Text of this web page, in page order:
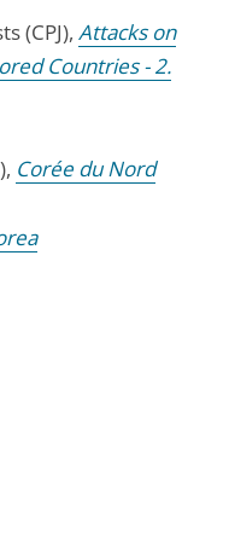
(CPJ), Attacks on
Countries - 2.
Corée du Nord